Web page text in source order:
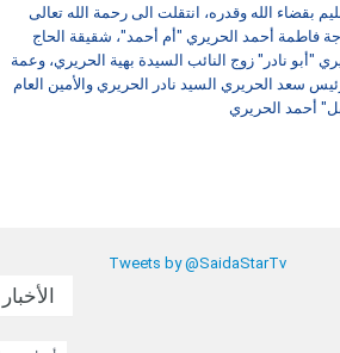
بقضاء الله وقدره، انتقلت الى رحمة الله تعالى
فاطمة أحمد الحريري "أم أحمد"، شقيقة الحاج
"أبو نادر" زوج النائب السيدة بهية الحريري، وعمة
سعد الحريري السيد نادر الحريري والأمين العام
أحمد الحريري
Tweets by @SaidaStarTv